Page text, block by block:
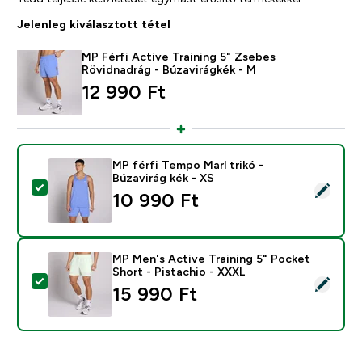
Jelenleg kiválasztott tétel
MP Férfi Active Training 5" Zsebes
Rövidnadrág - Búzavirágkék - M
12 990 Ft‎
Termék kiválasztása - MP férfi Tempo Marl trikó -
MP férfi Tempo Marl trikó -
Búzavirág kék - XS
10 990 Ft‎
Termék kiválasztása - MP Men's Active Training 5"
MP Men's Active Training 5" Pocket
Short - Pistachio - XXXL
15 990 Ft‎